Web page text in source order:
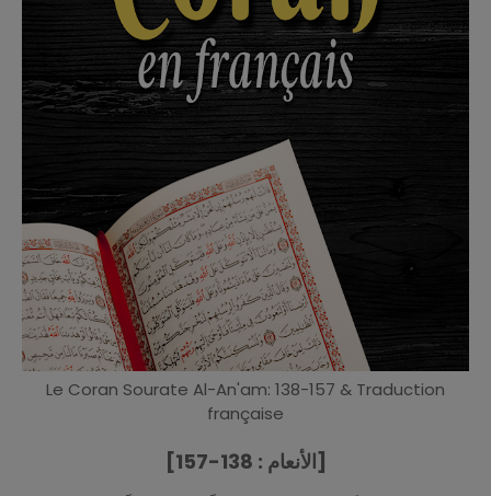
Le Coran Sourate Al-An'am: 138-157 & Traduction
française
[الأنعام : 138-157]